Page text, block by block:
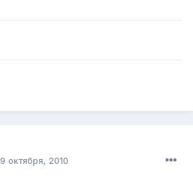
9 октября, 2010